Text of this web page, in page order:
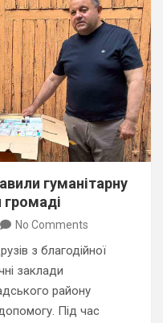
гуманітарну
громаді
No Comments
з благодійної
заклади
району
Під час